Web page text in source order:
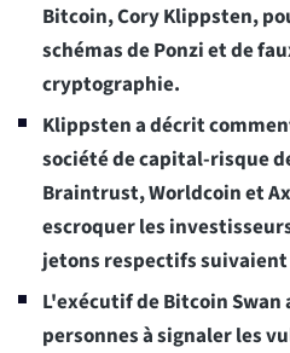
Bitcoin, Cory Klippsten,
schémas de Ponzi et de
cryptographie.
Klippsten a décrit
société de capital-risque
Braintrust, Worldcoin et
escroquer les
jetons respectifs
L'exécutif de Bitcoin
personnes à signaler les